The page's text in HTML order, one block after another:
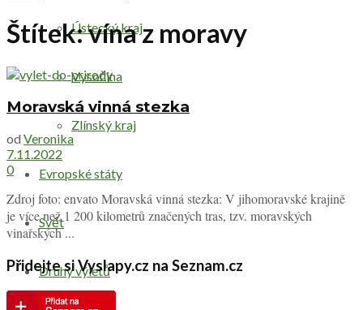
Ústecký kraj
Vysočina
Zlínský kraj
Evropské státy
Svět
Druhy výletů
Štítek:vína z moravy
Moravská vinná stezka
od Veronika
7.11.2022
0
Zdroj foto: envato Moravská vinná stezka: V jihomoravské krajině
je více než 1 200 kilometrů značených tras, tzv. moravských
vinařských ...
Přidejte si Vyslapy.cz na Seznam.cz